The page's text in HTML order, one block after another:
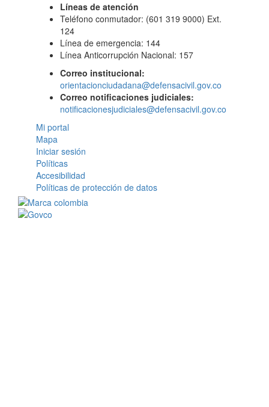
Líneas de atención
Teléfono conmutador: (601 319 9000) Ext.
124
Línea de emergencia: 144
Línea Anticorrupción Nacional: 157
Correo institucional:
orientacionciudadana@defensacivil.gov.co
Correo notificaciones judiciales:
notificacionesjudiciales@defensacivil.gov.co
Mi portal
Mapa
Iniciar sesión
Políticas
Accesibilidad
Políticas de protección de datos